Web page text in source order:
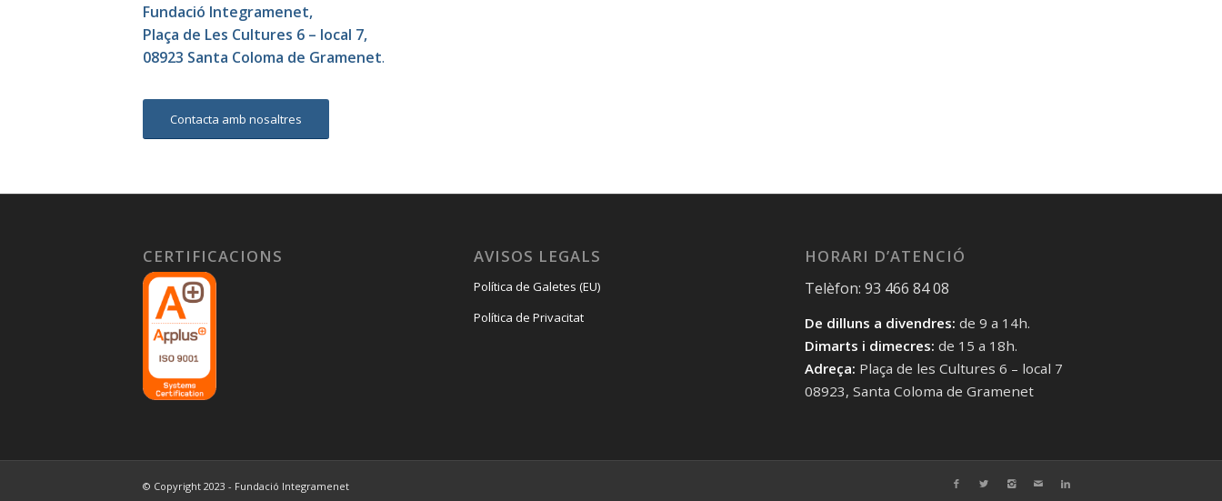
Fundació Integramenet,
Plaça de Les Cultures 6 – local 7,
08923 Santa Coloma de Gramenet.
Contacta amb nosaltres
CERTIFICACIONS AVISOS LEGALS
Política de Galetes (EU)
Política de Privacitat
HORARI D’ATENCIÓ
Telèfon: 93 466 84 08
De dilluns a divendres: de 9 a 14h.
Dimarts i dimecres: de 15 a 18h.
Adreça: Plaça de les Cultures 6 – local 7
08923, Santa Coloma de Gramenet
© Copyright 2023 - Fundació Integramenet